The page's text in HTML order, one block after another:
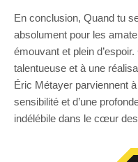
En conclusion, Quand tu
absolument pour les
émouvant et plein
talentueuse et à une
Éric Métayer parviennent
sensibilité et d’une
indélébile dans le cœur